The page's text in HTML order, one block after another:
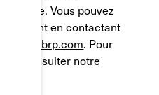
Vous pouvez
moment en contactant
. Pour
consulter notre